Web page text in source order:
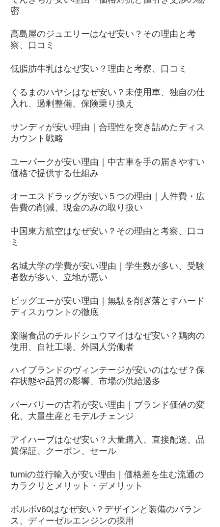
密
高島屋のジュエリーはなぜ安い？その理由と考
察、口コミ
低脂肪牛乳はなぜ安い？理由と考察、口コミ
くるまのハヤシはなぜ安い？未使用車、独自の仕
入れ、過剰整備、保険乗り換え
サンディが安い理由｜合理性を突き詰めたディス
カウント戦略
ユーパークが安い理由｜中古車を手の届きやすい
価格で提供する仕組み
オーエスドラッグが安い５つの理由｜人件費・広
告費の削減、現金のみの取り扱い
中国東方航空はなぜ安い？その理由と考察、口コ
ミ
名城大学の学費が安い理由｜学生数が多い、受験
者数が多い、立地が悪い
ビッグエーが安い理由｜無駄を削ぎ落とすハード
ディスカウントの徹底
楽陽食品のチルドシュウマイはなぜ安い？鶏肉の
使用、自社工場、外国人労働者
ハイブランドのヴィンテージが安いのはなぜ？保
存状態や品質の影響、市場の供給過多
バーバリーの古着が安い理由｜ブランド価値の変
化、大量生産とモデルチェンジ
アイハーブはなぜ安い？大量購入、直接配送、品
質保証、クーポン、セール
tumiの並行輸入が安い理由｜価格差を生む流通の
カラクリとメリット・デメリット
ボルボv60はなぜ安い？デザインと装備のバラン
ス、ディーゼルエンジンの採用